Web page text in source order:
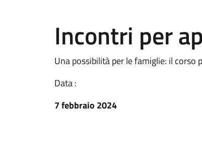
Incontri per
Una possibilità per le famiglie: il corso
Data :
7 febbraio 2024